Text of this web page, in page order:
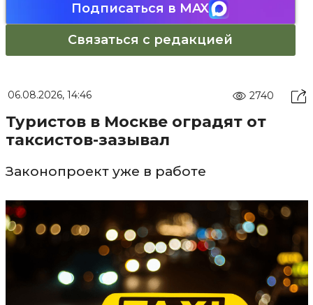
Подписаться в MAX
Связаться с редакцией
06.08.2026, 14:46 2740
Туристов в Москве оградят от
таксистов-зазывал
Законопроект уже в работе